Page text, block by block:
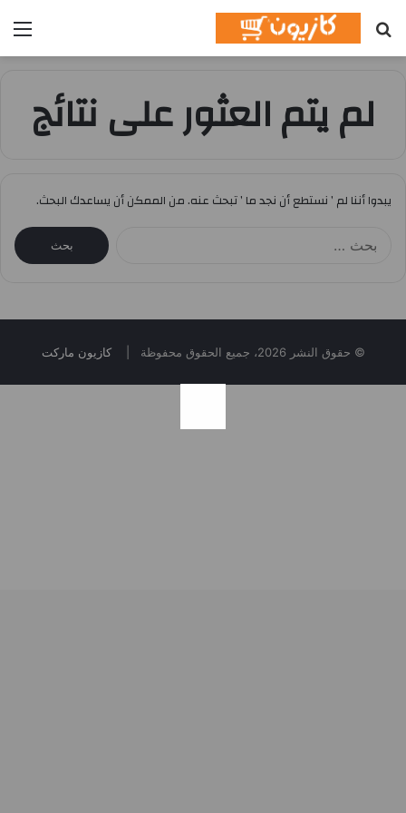
عن
لم يتم العثور على نتائج
يبدوا أننا لم ’ نستطع أن نجد ما ’ تبحث عنه. من الممكن أن يساعدك البحث.
البحث
عن:
© حقوق النشر 2026، جميع الحقوق محفوظة | كازيون ماركت